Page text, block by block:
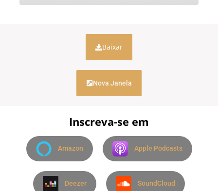
Baixar
Nova Janela
Inscreva-se em
Amazon Apple Podcasts
Deezer SoundCloud